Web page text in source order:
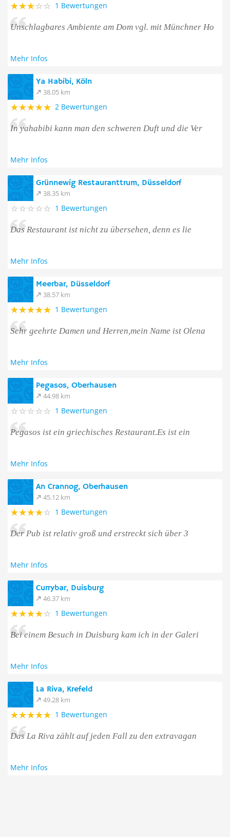
1 Bewertungen
Unschlagbares Ambiente am Dom vgl. mit Münchner Ho
Mehr Infos
Ya Habibi, Köln
38.05 km
2 Bewertungen
In yahabibi kann man den schweren Duft und die Ver
Mehr Infos
Grünnewig Restauranttrum, Düsseldorf
38.35 km
1 Bewertungen
Das Restaurant ist nicht zu übersehen, denn es lie
Mehr Infos
Meerbar, Düsseldorf
38.57 km
1 Bewertungen
Sehr geehrte Damen und Herren,mein Name ist Olena
Mehr Infos
Pegasos, Oberhausen
44.98 km
1 Bewertungen
Pegasos ist ein griechisches Restaurant.Es ist ein
Mehr Infos
An Crannog, Oberhausen
45.12 km
1 Bewertungen
Der Pub ist relativ groß und erstreckt sich über 3
Mehr Infos
Currybar, Duisburg
46.37 km
1 Bewertungen
Bei einem Besuch in Duisburg kam ich in der Galeri
Mehr Infos
La Riva, Krefeld
49.28 km
1 Bewertungen
Das La Riva zählt auf jeden Fall zu den extravagan
Mehr Infos